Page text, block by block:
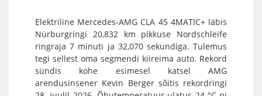
Elektriline Mercedes-AMG CLA 45 4MATIC+ läbis
Nürburgringi 20,832 km pikkuse Nordschleife
ringraja 7 minuti ja 32,070 sekundiga. Tulemus
tegi sellest oma segmendi kiireima auto. Rekord
sündis kohe esimesel katsel AMG
arendusinsener Kevin Berger sõitis rekordringi